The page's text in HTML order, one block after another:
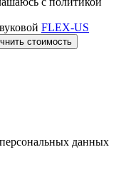
FLEX-US
стоимость
данных